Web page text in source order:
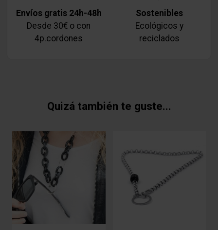
Envíos gratis 24h-48h
Desde 30€ o con
4p.cordones
Sostenibles
Ecológicos y
reciclados
Quizá también te guste...